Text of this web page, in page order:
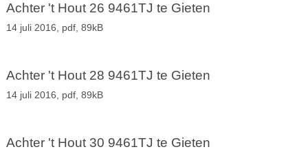
Achter 't Hout 26 9461TJ te Gieten
14 juli 2016, pdf, 89kB
Achter 't Hout 28 9461TJ te Gieten
14 juli 2016, pdf, 89kB
Achter 't Hout 30 9461TJ te Gieten